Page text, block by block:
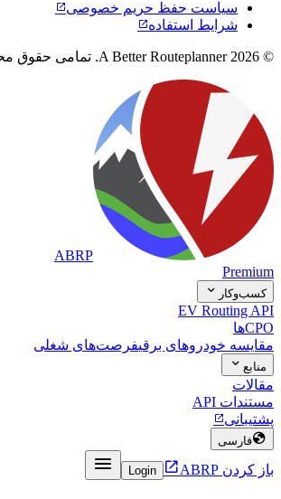
سیاست حفظ حریم خصوصی
شرایط استفاده
© 2026 A Better Routeplanner. تمامی حقوق محفوظ است.
ABRP
Premium
کسب‌وکار 
EV Routing API
CPOها
مقایسه خودروهای برقیفرصت‌های شغلی
منابع 
مقالات
مستندات API
پشتیبانی
فارسی
باز کردن ABRP 
Login
